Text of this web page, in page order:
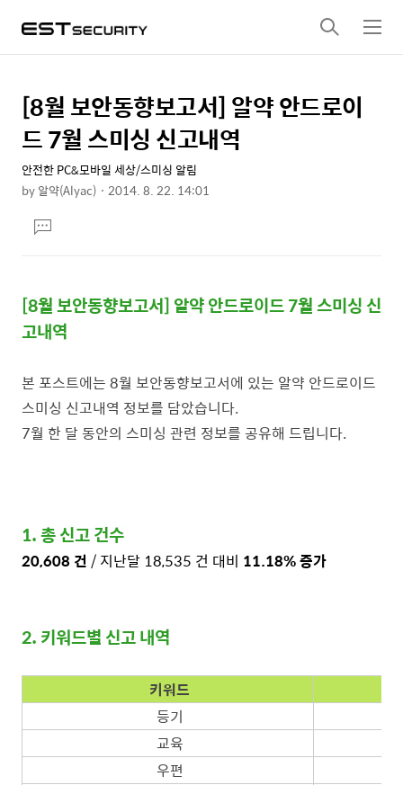
검
색
메
뉴
상
세
컨
텐
본
문
제
목
[8월 보안동향보고서] 알약 안드로이
드 7월 스미싱 신고내역
안전한 PC&모바일 세상/스미싱 알림
by알약(Alyac) 2014. 8. 22. 14:01
문댓
글
[8월 보안동향보고서] 알약 안드로이드 7월 스미싱 신
고내역
본 포스트에는 8월 보안동향보고서에 있는 알약 안드로이드
스미싱 신고내역 정보를 담았습니다.
7월 한 달 동안의 스미싱 관련 정보를 공유해 드립니다.
1. 총 신고 건수
20,608 건 / 지난달 18,535 건 대비 11.18% 증가
2. 키워드별 신고 내역
키워드
등기
교육
우편